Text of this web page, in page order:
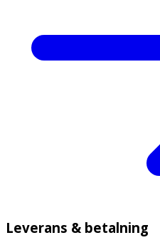
Leverans & betalning